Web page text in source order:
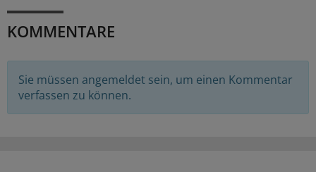
KOMMENTARE
Sie müssen angemeldet sein, um einen Kommentar
verfassen zu können.